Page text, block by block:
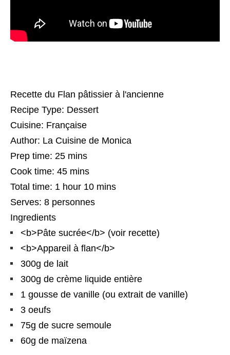
Recette du Flan pâtissier à l'ancienne
Recipe Type: Dessert
Cuisine: Française
Author: La Cuisine de Monica
Prep time: 25 mins
Cook time: 45 mins
Total time: 1 hour 10 mins
Serves: 8 personnes
Ingredients
<b>Pâte sucrée</b> (voir recette)
<b>Appareil à flan</b>
300g de lait
300g de crème liquide entière
1 gousse de vanille (ou extrait de vanille)
3 oeufs
75g de sucre semoule
60g de maïzena